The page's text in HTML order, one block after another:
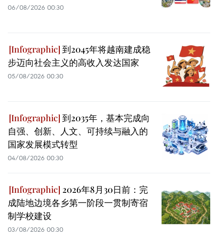
06/08/2026 00:30
到2045年将越南建成稳
步迈向社会主义的高收入发达国家
05/08/2026 00:30
到2035年，基本完成向
自强、创新、人文、可持续与融入的
国家发展模式转型
04/08/2026 00:30
2026年8月30日前：完
成陆地边境各乡第一阶段一贯制寄宿
制学校建设
03/08/2026 00:30